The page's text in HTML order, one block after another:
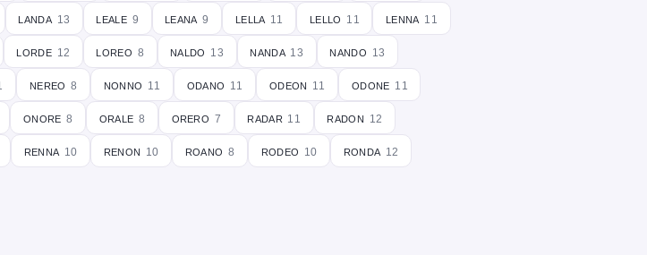
landa 13 leale 9 leana 9 lella 11 lello 11 lenna 11
lorde 12 loreo 8 naldo 13 nanda 13 nando 13
nereo 8 nonno 11 odano 11 odeon 11 odone 11
onore 8 orale 8 orero 7 radar 11 radon 12
renna 10 renon 10 roano 8 rodeo 10 ronda 12